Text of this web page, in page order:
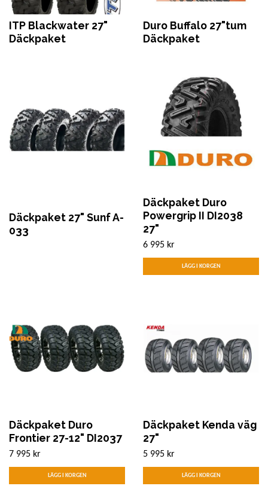
ITP Blackwater 27"
Däckpaket
Duro Buffalo 27"tum
Däckpaket
Däckpaket 27" Sunf A-
033
Däckpaket Duro
Powergrip II DI2038
27"
6 995 kr
Däckpaket Duro
Frontier 27-12" DI2037
7 995 kr
Däckpaket Kenda väg
27"
5 995 kr